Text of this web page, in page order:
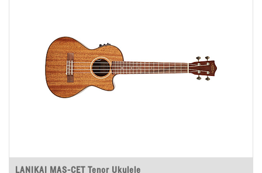
LANIKAI MAS-CET Tenor Ukulele